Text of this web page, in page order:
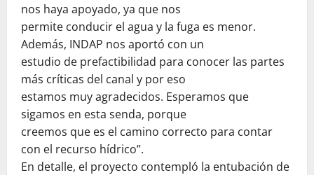
nos haya apoyado, ya que nos
permite conducir el agua y la fuga es menor.
Además, INDAP nos aportó con un
estudio de prefactibilidad para conocer las partes
más críticas del canal y por eso
estamos muy agradecidos. Esperamos que
sigamos en esta senda, porque
creemos que es el camino correcto para contar
con el recurso hídrico”.
En detalle, el proyecto contempló la entubación de